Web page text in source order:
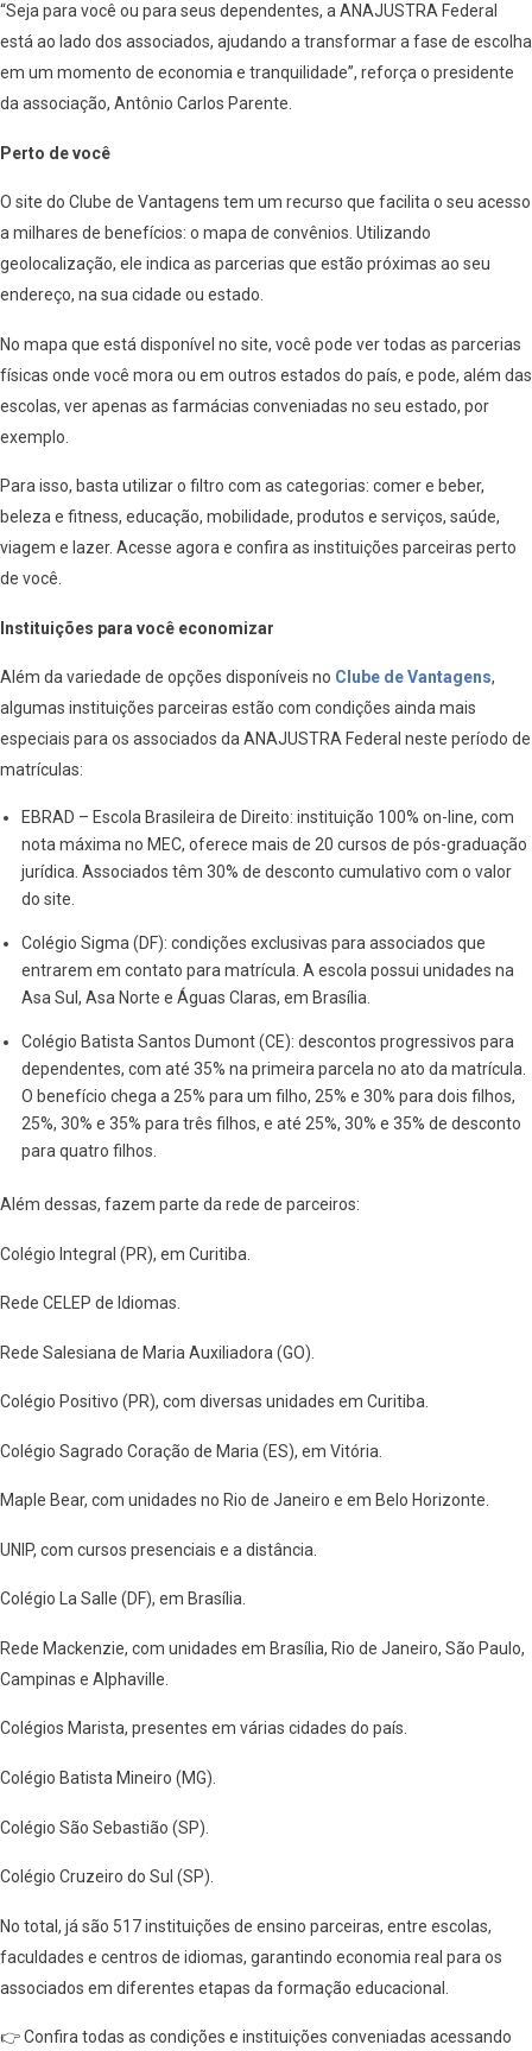
“Seja para você ou para seus dependentes, a ANAJUSTRA Federal
está ao lado dos associados, ajudando a transformar a fase de escolha
em um momento de economia e tranquilidade”, reforça o presidente
da associação, Antônio Carlos Parente.
Perto de você
O site do Clube de Vantagens tem um recurso que facilita o seu acesso
a milhares de benefícios: o mapa de convênios. Utilizando
geolocalização, ele indica as parcerias que estão próximas ao seu
endereço, na sua cidade ou estado.
No mapa que está disponível no site, você pode ver todas as parcerias
físicas onde você mora ou em outros estados do país, e pode, além das
escolas, ver apenas as farmácias conveniadas no seu estado, por
exemplo.
Para isso, basta utilizar o filtro com as categorias: comer e beber,
beleza e fitness, educação, mobilidade, produtos e serviços, saúde,
viagem e lazer. Acesse agora e confira as instituições parceiras perto
de você.
Instituições para você economizar
Além da variedade de opções disponíveis no Clube de Vantagens,
algumas instituições parceiras estão com condições ainda mais
especiais para os associados da ANAJUSTRA Federal neste período de
matrículas:
EBRAD – Escola Brasileira de Direito: instituição 100% on-line, com
nota máxima no MEC, oferece mais de 20 cursos de pós-graduação
jurídica. Associados têm 30% de desconto cumulativo com o valor
do site.
Colégio Sigma (DF): condições exclusivas para associados que
entrarem em contato para matrícula. A escola possui unidades na
Asa Sul, Asa Norte e Águas Claras, em Brasília.
Colégio Batista Santos Dumont (CE): descontos progressivos para
dependentes, com até 35% na primeira parcela no ato da matrícula.
O benefício chega a 25% para um filho, 25% e 30% para dois filhos,
25%, 30% e 35% para três filhos, e até 25%, 30% e 35% de desconto
para quatro filhos.
Além dessas, fazem parte da rede de parceiros:
Colégio Integral (PR), em Curitiba.
Rede CELEP de Idiomas.
Rede Salesiana de Maria Auxiliadora (GO).
Colégio Positivo (PR), com diversas unidades em Curitiba.
Colégio Sagrado Coração de Maria (ES), em Vitória.
Maple Bear, com unidades no Rio de Janeiro e em Belo Horizonte.
UNIP, com cursos presenciais e a distância.
Colégio La Salle (DF), em Brasília.
Rede Mackenzie, com unidades em Brasília, Rio de Janeiro, São Paulo,
Campinas e Alphaville.
Colégios Marista, presentes em várias cidades do país.
Colégio Batista Mineiro (MG).
Colégio São Sebastião (SP).
Colégio Cruzeiro do Sul (SP).
No total, já são 517 instituições de ensino parceiras, entre escolas,
faculdades e centros de idiomas, garantindo economia real para os
associados em diferentes etapas da formação educacional.
👉 Confira todas as condições e instituições conveniadas acessando